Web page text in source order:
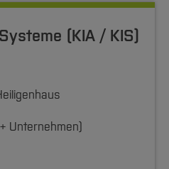
(KIA / KIS)
Unternehmen)